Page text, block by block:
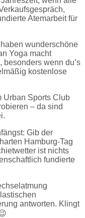
Atemarbeit für
wunderschöne
Yoga macht
wenn du’s
kostenlose
Urban Sports Club
– da sind
Gib der
Hamburg-Tag
ist nichts
fundierte
antworten. Klingt